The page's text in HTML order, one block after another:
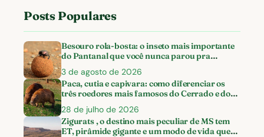
Posts Populares
Besouro rola-bosta: o inseto mais importante
do Pantanal que você nunca parou pra
3 de agosto de 2026
Paca, cutia e capivara: como diferenciar os
três roedores mais famosos do Cerrado e do
28 de julho de 2026
Zigurats , o destino mais peculiar de MS tem
ET, pirâmide gigante e um modo de vida que